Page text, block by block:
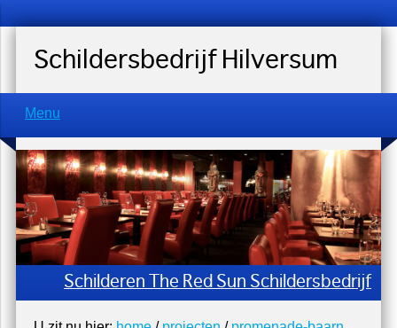
Schildersbedrijf Hilversum
Menu